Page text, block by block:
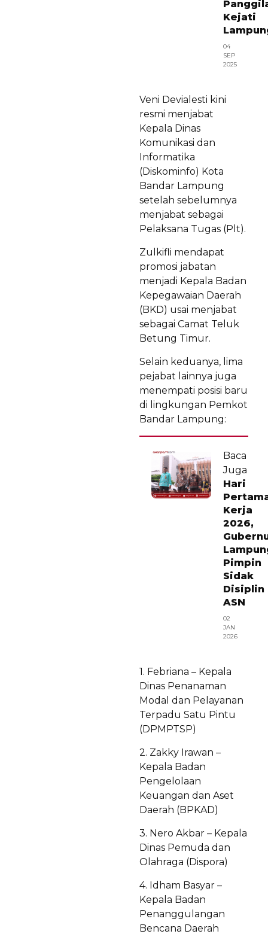
Kejati
04
SEP
2025
Veni Devialesti kini
resmi menjabat
Kepala Dinas
Komunikasi dan
Informatika
(Diskominfo) Kota
Bandar Lampung
setelah sebelumnya
menjabat sebagai
Pelaksana Tugas (Plt).
Zulkifli mendapat
promosi jabatan
menjadi Kepala Badan
Kepegawaian Daerah
(BKD) usai menjabat
sebagai Camat Teluk
Betung Timur.
Selain keduanya, lima
pejabat lainnya juga
menempati posisi baru
di lingkungan Pemkot
Bandar Lampung:
Baca
Juga
Hari
Kerja
2026,
Pimpin
Sidak
Disiplin
ASN
02
JAN
2026
1. Febriana – Kepala
Dinas Penanaman
Modal dan Pelayanan
Terpadu Satu Pintu
(DPMPTSP)
2. Zakky Irawan –
Kepala Badan
Pengelolaan
Keuangan dan Aset
Daerah (BPKAD)
3. Nero Akbar – Kepala
Dinas Pemuda dan
Olahraga (Dispora)
4. Idham Basyar –
Kepala Badan
Penanggulangan
Bencana Daerah